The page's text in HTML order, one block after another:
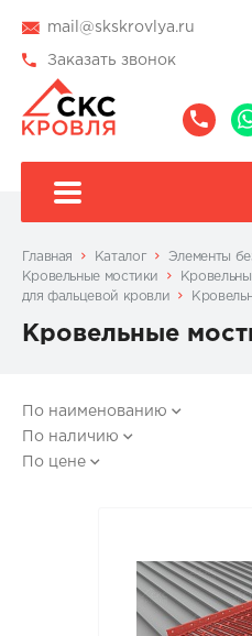
mail@skskrovlya.ru
Заказать звонок
Главная Каталог
Элементы
Кровельные мостики
для фальцевой кровли
Кровельные
По наименованию
По наличию
По цене